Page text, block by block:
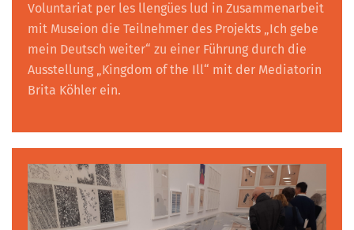
Voluntariat per les llengües lud in Zusammenarbeit
mit Museion die Teilnehmer des Projekts „Ich gebe
mein Deutsch weiter“ zu einer Führung durch die
Ausstellung „Kingdom of the Ill“ mit der Mediatorin
Brita Köhler ein.